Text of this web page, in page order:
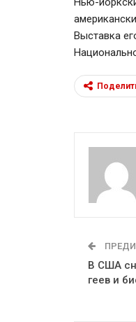
Выставка
В США
геев и